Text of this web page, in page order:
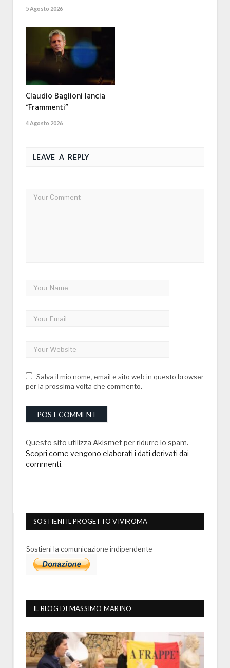
5 Agosto 2026
Claudio Baglioni lancia
“Frammenti”
4 Agosto 2026
LEAVE A REPLY
Salva il mio nome, email e sito web in questo browser
per la prossima volta che commento.
Questo sito utilizza Akismet per ridurre lo spam.
Scopri come vengono elaborati i dati derivati dai
commenti.
SOSTIENI IL PROGETTO VIVIROMA
Sostieni la comunicazione indipendente
IL BLOG DI MASSIMO MARINO